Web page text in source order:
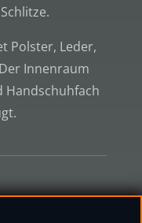
Polster, Leder,
Innenraum
Handschuhfach